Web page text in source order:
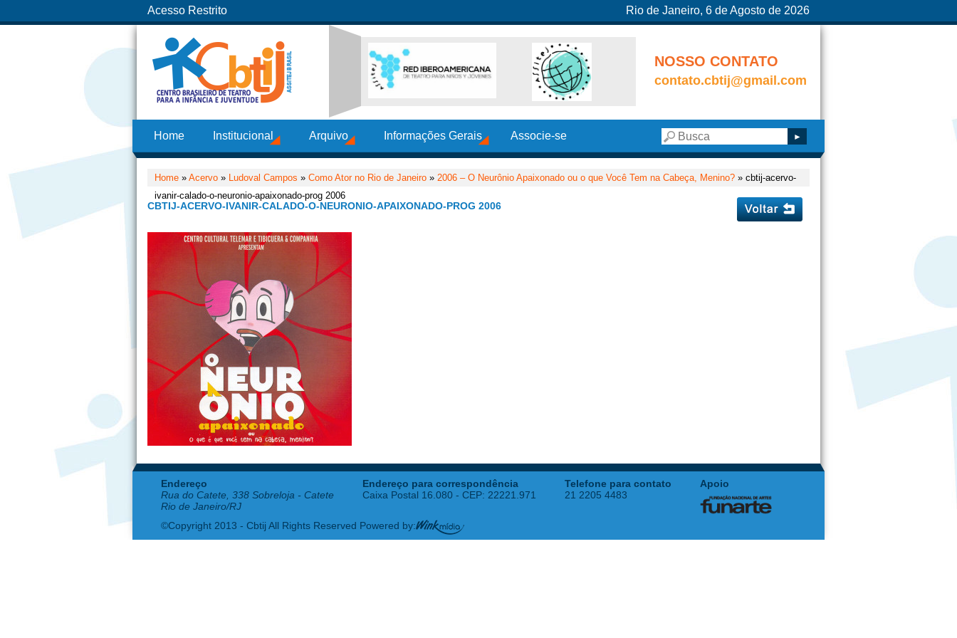
Acesso Restrito Rio de Janeiro, 6 de Agosto de 2026
NOSSO CONTATO
contato.cbtij@gmail.com
Home Institucional Arquivo Informações Gerais Associe-se
Home » Acervo » Ludoval Campos » Como Ator no Rio de Janeiro » 2006 – O Neurônio Apaixonado ou o que Você Tem na Cabeça, Menino? » cbtij-acervo-
ivanir-calado-o-neuronio-apaixonado-prog 2006
CBTIJ-ACERVO-IVANIR-CALADO-O-NEURONIO-APAIXONADO-PROG 2006
Endereço
Rua do Catete, 338 Sobreloja - Catete
Rio de Janeiro/RJ
Endereço para correspondência
Caixa Postal 16.080 - CEP: 22221.971
Telefone para contato
21 2205 4483
Apoio
©Copyright 2013 - Cbtij All Rights Reserved Powered by: